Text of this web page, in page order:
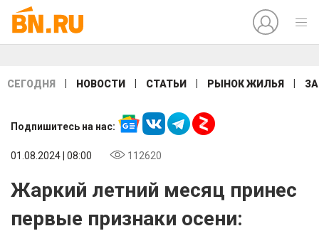
СЕГОДНЯ НОВОСТИ СТАТЬИ РЫНОК ЖИЛЬЯ
Подпишитесь на нас:
01.08.2024 | 08:00 112620
Жаркий летний месяц принес
первые признаки осени: